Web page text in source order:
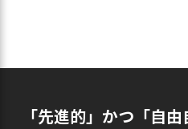
「先進的」かつ「自